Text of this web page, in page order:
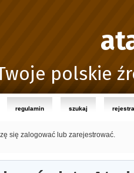
polskie
regulamin szukaj
się zalogować lub zarejestrować.